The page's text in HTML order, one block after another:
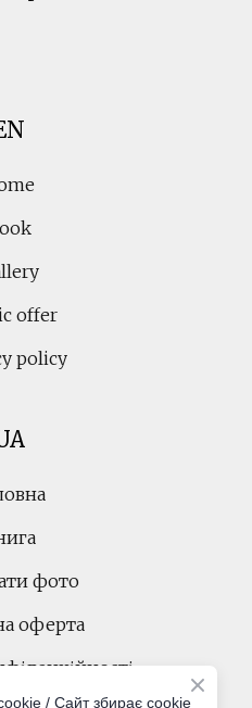
offer
policy
фото
оферта
/ Cайт збирає cookie